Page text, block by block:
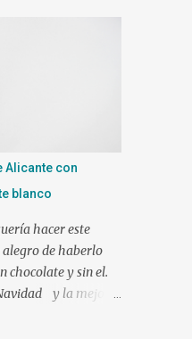
a temperatura
láminas de gelatina
en el vaso
ingredientes y
vel. 4 1 min. mas
la gelatina.
Alicante con
blanco
hacer este
de haberlo
chocolate y sin el.
y la mejor